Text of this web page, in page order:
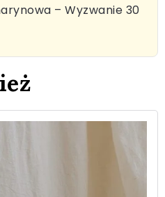
– Wyzwanie 30